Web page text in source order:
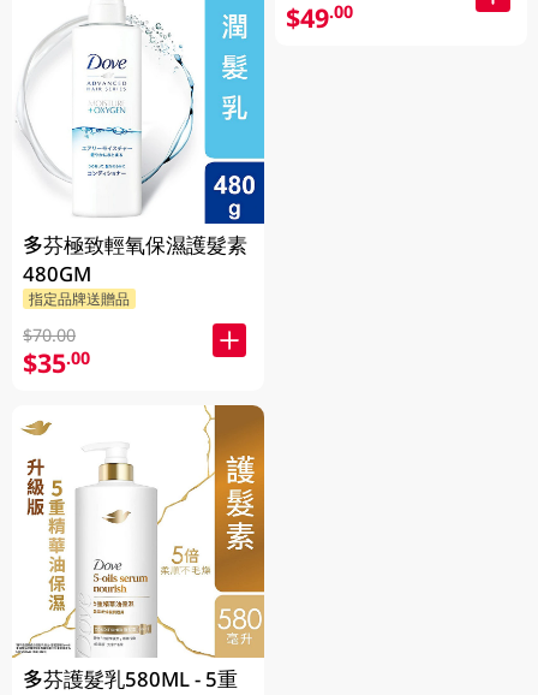
多芬極致輕氧保濕護髮素
480GM
指定品牌送贈品
$70.00
$35.00
多芬護髮乳580ML - 5重
$49.00